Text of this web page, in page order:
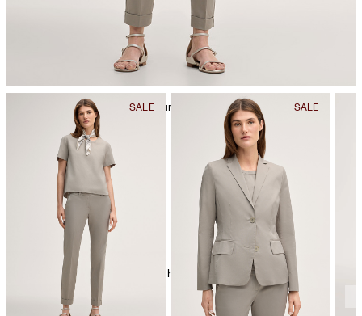
Bügeln bei geringer Temperatur
chemische Reinigung mit Perchlorethylen, schonend